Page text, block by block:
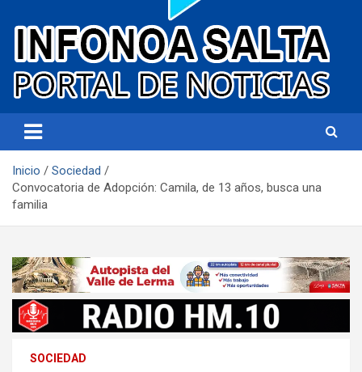
Infonoa Salta
Inicio
Sociedad
Convocatoria de Adopción: Camila, de 13 años, busca una
familia
SOCIEDAD